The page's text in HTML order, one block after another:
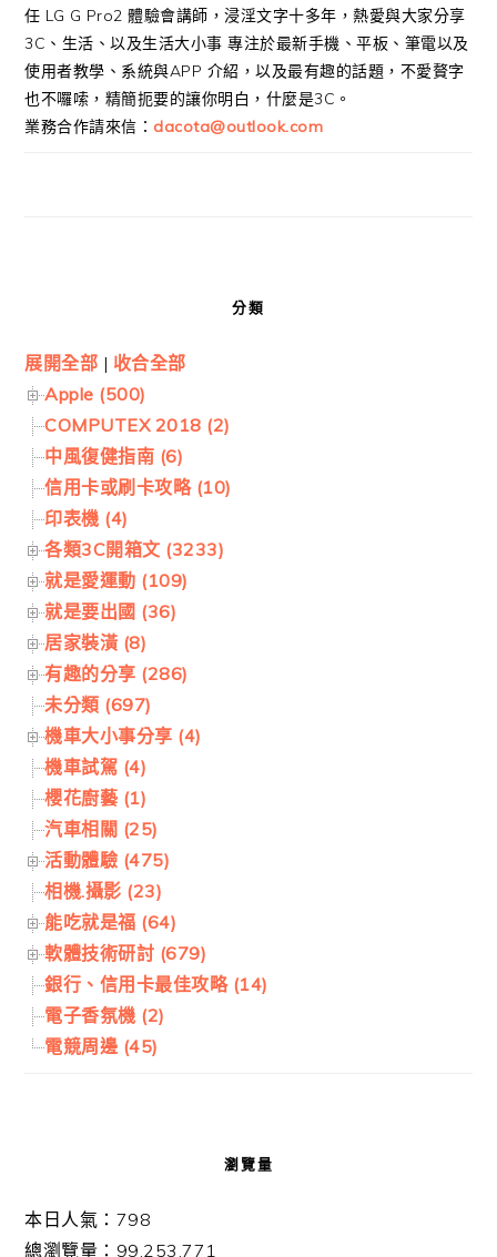
任 LG G Pro2 體驗會講師，浸淫文字十多年，熱愛與大家分享
3C、生活、以及生活大小事 專注於最新手機、平板、筆電以及
使用者教學、系統與APP 介紹，以及最有趣的話題，不愛贅字
也不囉嗦，精簡扼要的讓你明白，什麼是3C。
業務合作請來信： dacota@outlook.com
分類
展開全部 | 收合全部
Apple (500)
COMPUTEX 2018 (2)
中風復健指南 (6)
信用卡或刷卡攻略 (10)
印表機 (4)
各類3C開箱文 (3233)
就是愛運動 (109)
就是要出國 (36)
居家裝潢 (8)
有趣的分享 (286)
未分類 (697)
機車大小事分享 (4)
機車試駕 (4)
櫻花廚藝 (1)
汽車相關 (25)
活動體驗 (475)
相機.攝影 (23)
能吃就是福 (64)
軟體技術研討 (679)
銀行、信用卡最佳攻略 (14)
電子香氛機 (2)
電競周邊 (45)
瀏覽量
本日人氣：798
總瀏覽量：99,253,771